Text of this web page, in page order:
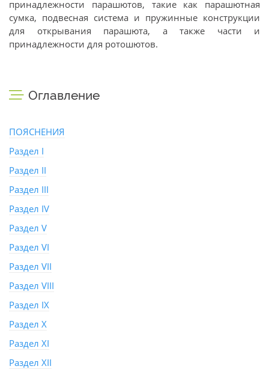
принадлежности парашютов, такие как парашютная
сумка, подвесная система и пружинные конструкции
для открывания парашюта, а также части и
принадлежности для ротошютов.
Оглавление
ПОЯСНЕНИЯ
Раздел I
Раздел II
Раздел III
Раздел IV
Раздел V
Раздел VI
Раздел VII
Раздел VIII
Раздел IX
Раздел X
Раздел XI
Раздел XII